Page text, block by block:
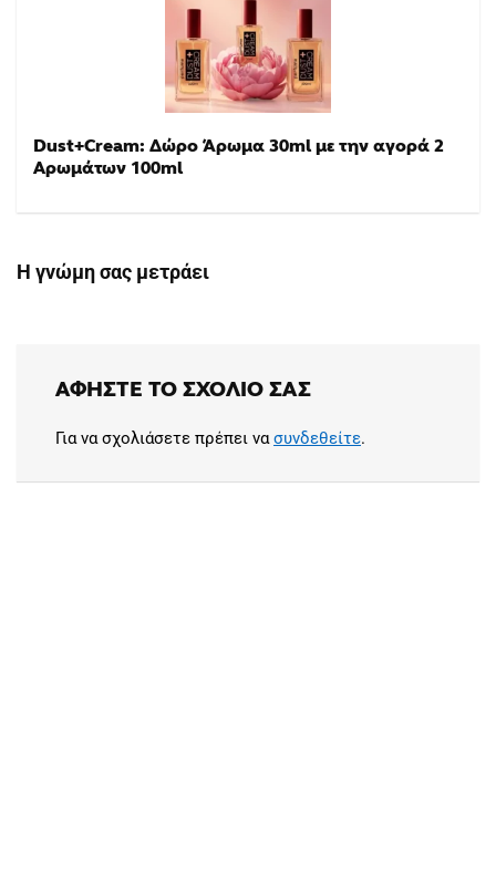
Dust+Cream: Δώρο Άρωμα 30ml με την αγορά 2
Αρωμάτων 100ml
Η γνώμη σας μετράει
ΑΦΉΣΤΕ ΤΟ ΣΧΌΛΙΟ ΣΑΣ
Για να σχολιάσετε πρέπει νασυνδεθείτε.